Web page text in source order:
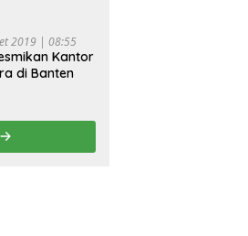
2019 | 08:55
Kantor
di Banten